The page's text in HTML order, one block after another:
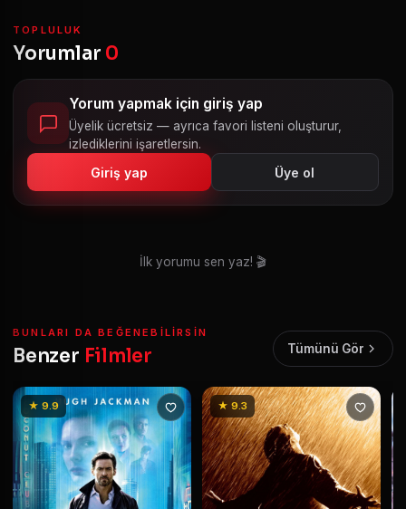
TOPLULUK
Yorumlar 0
Yorum yapmak için giriş yap
Üyelik ücretsiz — ayrıca favori listeni oluşturur,
izlediklerini işaretlersin.
Giriş yap Üye ol
İlk yorumu sen yaz! 🎬
BUNLARI DA BEĞENEBILIRSIN
Benzer Filmler Tümünü Gör
★ 9.9 ★ 9.3